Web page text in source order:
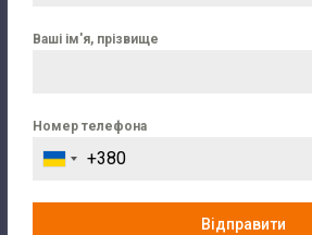
Ваші ім'я, прізвище
Номер телефона
Відправити